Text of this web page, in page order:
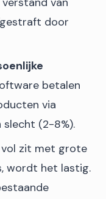
door
betalen
via
slecht (2-8%).
zit met grote
wordt het lastig.